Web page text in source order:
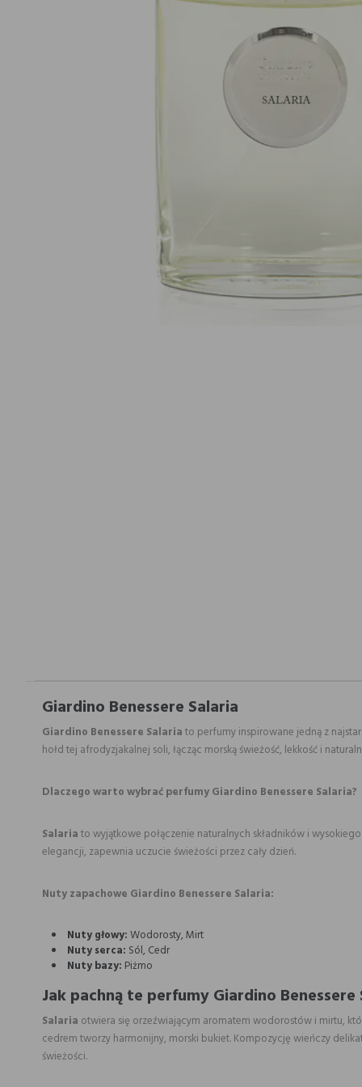
Giardino Benessere Salaria
Giardino Benessere Salariato perfumy inspirowane jedną z
hołd tej afrodyzjakalnej soli, łącząc morską świeżość, lekkość i
Dlaczego warto wybrać perfumy Giardino Benessere Salaria?
Salariato wyjątkowe połączenie naturalnych składników i
elegancji, zapewnia uczucie świeżości przez cały dzień.
Nuty zapachowe Giardino Benessere Salaria:
Nuty głowy:Wodorosty, Mirt
Nuty serca: Sól, Cedr
Nuty bazy: Piżmo
Jak pachną te perfumy Giardino Benessere
Salaria otwiera się orzeźwiającym aromatem wodorostów i mirtu,
cedrem tworzy harmonijny, morski bukiet. Kompozycję wieńczy
świeżości.